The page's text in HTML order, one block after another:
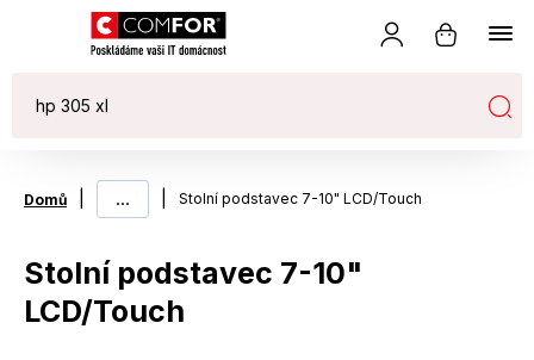
Domů ... Stolní podstavec 7-10" LCD/Touch
Stolní podstavec 7-10"
LCD/Touch